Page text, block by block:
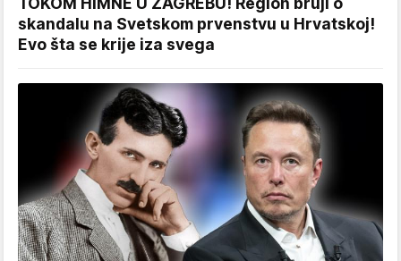
skandalu na Svetskom prvenstvu u Hrvatskoj!
Evo šta se krije iza svega